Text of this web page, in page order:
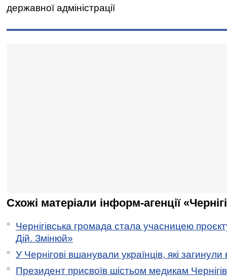
державної адміністрації
Схожі матеріали інформ-агенції
Чернігівська громада стала учасницею
Дій. Змінюй»
У Чернігові вшанували українців, які загинули
Президент присвоїв шістьом медикам